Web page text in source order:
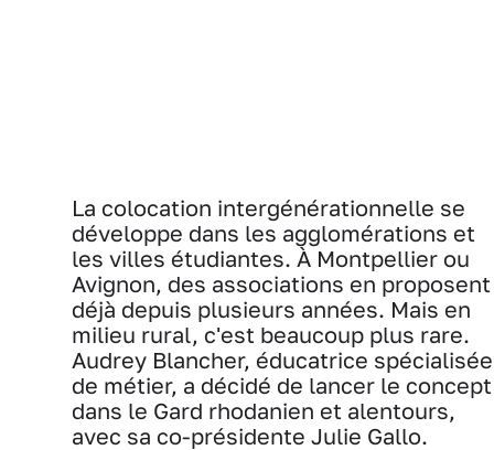
La colocation intergénérationnelle se
développe dans les agglomérations et
les villes étudiantes. À Montpellier ou
Avignon, des associations en proposent
déjà depuis plusieurs années. Mais en
milieu rural, c'est beaucoup plus rare.
Audrey Blancher, éducatrice spécialisée
de métier, a décidé de lancer le concept
dans le Gard rhodanien et alentours,
avec sa co-présidente Julie Gallo.